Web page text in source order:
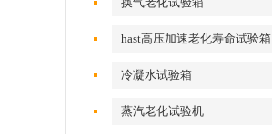
hast高压加速老化寿命试验箱
冷凝水试验箱
蒸汽老化试验机